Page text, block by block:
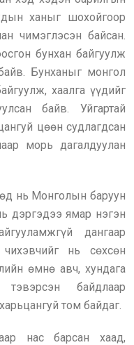
ханыг шохойгоор
чимэглэсэн байсан.
бунхан байгуулж
Бунханыг монгол
хаалга үүдийг
байв. Уйгартай
цөөн судлагдсан
морь дагалдуулан
нь Монголын баруун
дэргэдээ ямар нэгэн
дангаар
нь сөхсөн
өмнө авч, хундага
байдлаар
том байдаг.
нас барсан хаад,